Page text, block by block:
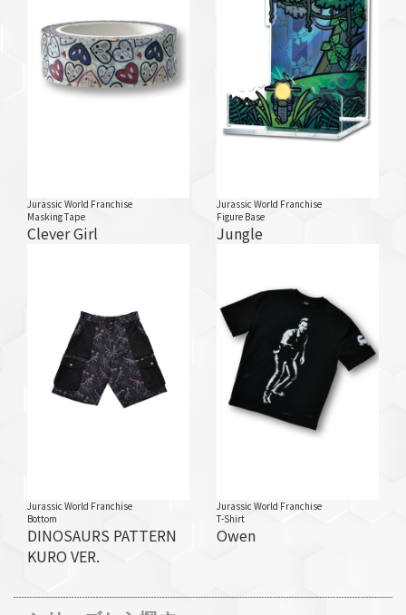
Jurassic World Franchise
Masking Tape
Clever Girl
Jurassic World Franchise
Figure Base
Jungle
Jurassic World Franchise
Bottom
DINOSAURS PATTERN
KURO VER.
Jurassic World Franchise
T-Shirt
Owen